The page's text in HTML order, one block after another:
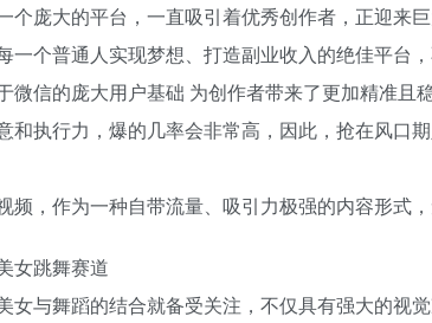
个庞大的平台，一直吸引着优秀创作者，正迎来
一个普通人实现梦想、打造副业收入的绝佳平台
微信的庞大用户基础 为创作者带来了更加精准且
和执行力，爆的几率会非常高，因此，抢在风口
频，作为一种自带流量、吸引力极强的内容形式，
女跳舞赛道
女与舞蹈的结合就备受关注，不仅具有强大的视